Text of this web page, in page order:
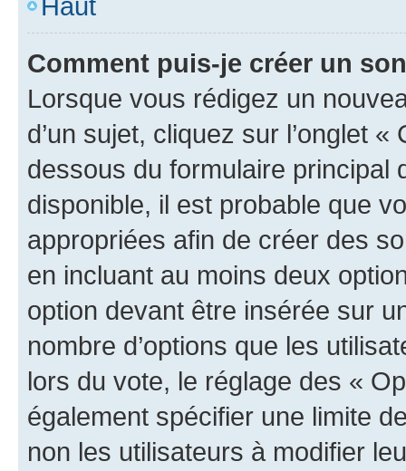
Comment puis-je créer un
Lorsque vous rédigez un
d’un sujet, cliquez sur l’onglet
dessous du formulaire principal
disponible, il est probable que
appropriées afin de créer des
en incluant au moins deux
option devant être insérée sur
nombre d’options que les
lors du vote, le réglage des «
également spécifier une limite
non les utilisateurs à modifier